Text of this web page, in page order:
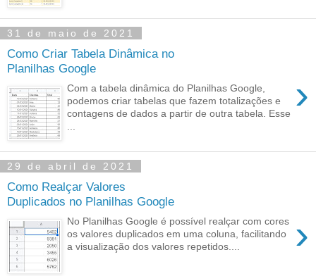
31 de maio de 2021
Como Criar Tabela Dinâmica no
Planilhas Google
›
Com a tabela dinâmica do Planilhas Google,
podemos criar tabelas que fazem totalizações e
contagens de dados a partir de outra tabela. Esse
...
29 de abril de 2021
Como Realçar Valores
Duplicados no Planilhas Google
›
No Planilhas Google é possível realçar com cores
os valores duplicados em uma coluna, facilitando
a visualização dos valores repetidos....